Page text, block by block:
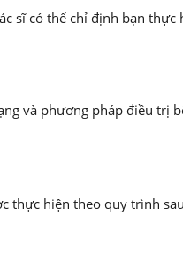
sĩ có thể chỉ định bạn
và phương pháp điều trị
thực hiện theo quy trình